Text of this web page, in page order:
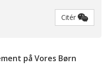
Citér
på Vores Børn